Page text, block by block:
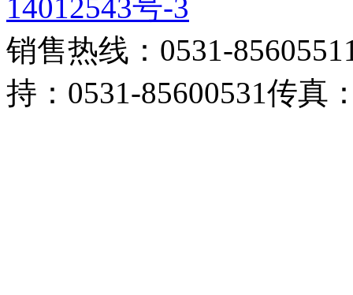
14012543号-3
销售热线：0531-
持：0531-85600531传真